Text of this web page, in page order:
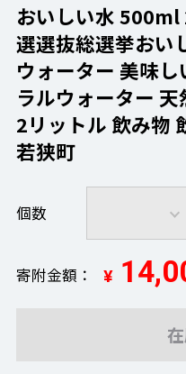
おいしい水 500ml
選選抜総選挙おい
ウォーター 美味
ラルウォーター
2リットル 飲み物
若狭町
個数
寄附金額 ¥